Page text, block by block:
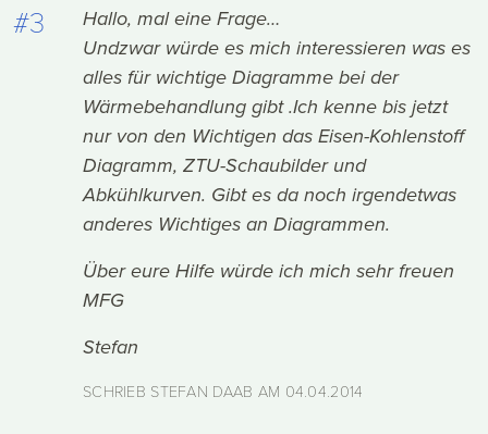
#3
Hallo, mal eine Frage…
Undzwar würde es mich interessieren was es
alles für wichtige Diagramme bei der
Wärmebehandlung gibt .Ich kenne bis jetzt
nur von den Wichtigen das Eisen-Kohlenstoff
Diagramm, ZTU-Schaubilder und
Abkühlkurven. Gibt es da noch irgendetwas
anderes Wichtiges an Diagrammen.
Über eure Hilfe würde ich mich sehr freuen
MFG
Stefan
SCHRIEB STEFAN DAAB AM 04.04.2014